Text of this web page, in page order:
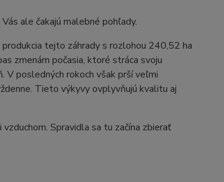
ale čakajú malebné pohľady.
tejto záhrady s rozlohou 240,52 ha
zmenám počasia, ktoré stráca svoju
V posledných rokoch však prší veľmi
Tieto výkyvy ovplyvňujú kvalitu aj
Spravidla sa tu začína zbierať